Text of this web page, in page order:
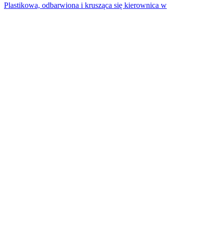
Plastikowa, odbarwiona i krusząca się kierownica w